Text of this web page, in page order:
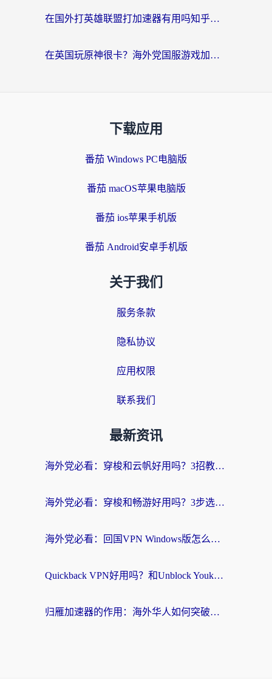
在国外打英雄联盟打加速器有用吗知乎？海外玩家亲测：选对工具比什么都重要
在英国玩原神很卡？海外党国服游戏加速终极指南（附实测有效方案）
下载应用
番茄 Windows PC电脑版
番茄 macOS苹果电脑版
番茄 ios苹果手机版
番茄 Android安卓手机版
关于我们
服务条款
隐私协议
应用权限
联系我们
最新资讯
海外党必看：穿梭和云帆好用吗？3招教你选对回国加速器（附PTT翻墙+QuickbackFly2CN对比）
海外党必看：穿梭和畅游好用吗？3步选对回国加速器，无缝刷国内剧玩国服
海外党必看：回国VPN Windows版怎么选？3步找到最适合你的无缝访问方案
Quickback VPN好用吗？和Unblock YoukuVPN对比哪个回国效果更好？海外党无缝访问国内资源的实用指南
归雁加速器的作用：海外华人如何突破地域限制，无缝拥抱国内资源？